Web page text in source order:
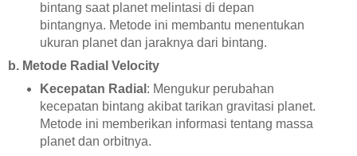
bintang saat planet melintasi di depan
bintangnya. Metode ini membantu menentukan
ukuran planet dan jaraknya dari bintang.
b. Metode Radial Velocity
Kecepatan Radial : Mengukur perubahan
kecepatan bintang akibat tarikan gravitasi planet.
Metode ini memberikan informasi tentang massa
planet dan orbitnya.